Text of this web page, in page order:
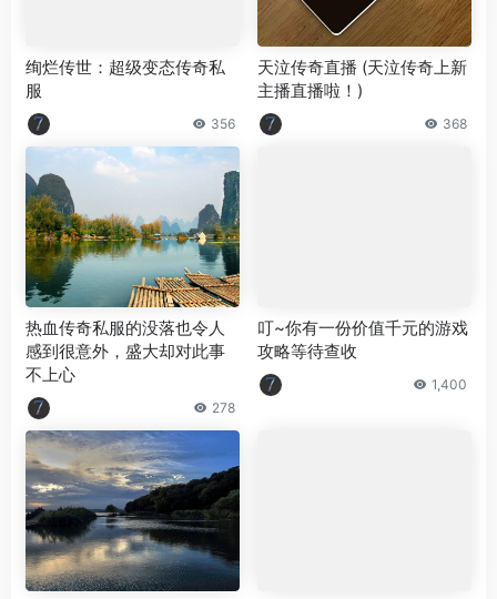
绚烂传世：超级变态传奇私
服
356
天泣传奇直播 (天泣传奇上新
主播直播啦！)
368
热血传奇私服的没落也令人
感到很意外，盛大却对此事
不上心
278
叮~你有一份价值千元的游戏
攻略等待查收
1,400